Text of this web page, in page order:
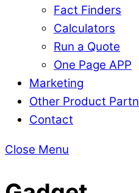
Fact Finders
Calculators
Run a Quote
One Page APP
Marketing
Other Product
Contact
Close Menu